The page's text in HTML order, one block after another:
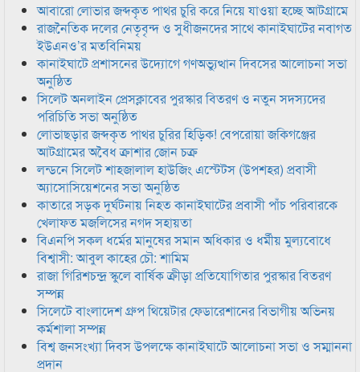
আবারো লোভার জব্দকৃত পাথর চুরি করে নিয়ে যাওয়া হচ্ছে আটগ্রামে
রাজনৈতিক দলের নেতৃবৃন্দ ও সুধীজনদের সাথে কানাইঘাটের নবাগত
ইউএনও’র মতবিনিময়
কানাইঘাটে প্রশাসনের উদ্যোগে গণঅভ্যুত্থান দিবসের আলোচনা সভা
অনুষ্ঠিত
সিলেট অনলাইন প্রেসক্লাবের পুরস্কার বিতরণ ও নতুন সদস্যদের
পরিচিতি সভা অনুষ্ঠিত
লোভাছড়ার জব্দকৃত পাথর চুরির হিড়িক! বেপরোয়া জকিগঞ্জের
আটগ্রামের অবৈধ ক্রাশার জোন চক্র
লন্ডনে সিলেট শাহজালাল হাউজিং এস্টেটস (উপশহর) প্রবাসী
অ্যাসোসিয়েশনের সভা অনুষ্ঠিত
কাতারে সড়ক দুর্ঘটনায় নিহত কানাইঘাটের প্রবাসী পাঁচ পরিবারকে
খেলাফত মজলিসের নগদ সহায়তা
বিএনপি সকল ধর্মের মানুষের সমান অধিকার ও ধর্মীয় মুল্যবোধে
বিশ্বাসী: আবুল কাহের চৌ: শামিম
রাজা গিরিশচন্দ্র স্কুলে বার্ষিক ক্রীড়া প্রতিযোগিতার পুরস্কার বিতরণ
সম্পন্ন
সিলেটে বাংলাদেশ গ্রুপ থিয়েটার ফেডারেশানের বিভাগীয় অভিনয়
কর্মশালা সম্পন্ন
বিশ্ব জনসংখ্যা দিবস উপলক্ষে কানাইঘাটে আলোচনা সভা ও সম্মাননা
প্রদান